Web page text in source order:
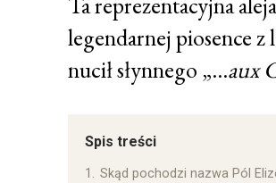
legendarnej piosence z
nucił słynnego „…aux
Spis treści
1. Skąd pochodzi nazwa Pól